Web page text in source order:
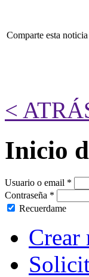
Comparte esta noticia
<
Inicio
Usuario o email *
Contraseña *
Recuerdame
Crear